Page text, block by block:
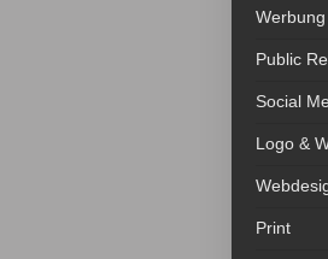
Public
Social
Logo &
Print